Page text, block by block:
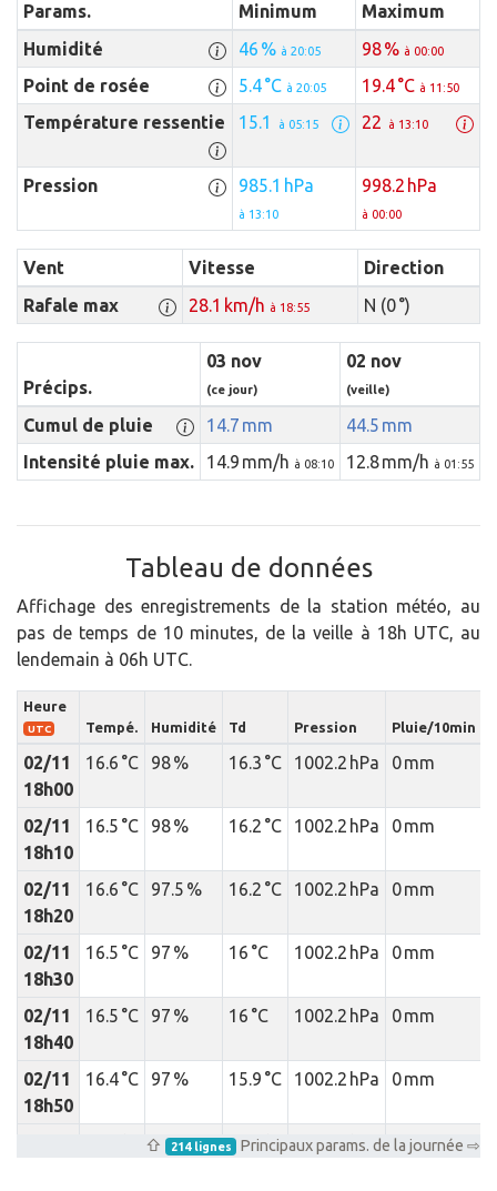
Params. Minimum
Maximum
Humidité
46 % à 20:05 98 % à 00:00
Point de rosée 5.4 °C à 20:05 19.4 °C à 11:50
Température ressentie 15.1 à 05:15 22 à 13:10
Pression 985.1 hPa
à 13:10
998.2 hPa
à 00:00
Vent Vitesse
Direction
Rafale max
28.1 km/h à 18:55 N (0 °)
Précips.
03 nov
(ce jour)
02 nov
(veille)
Cumul de pluie 14.7 mm
44.5 mm
Intensité pluie max.
14.9 mm/h à 08:10 12.8 mm/h à 01:55
Tableau de données
Affichage des enregistrements de la station météo, au
pas de temps de 10 minutes, de la veille à 18h UTC, au
lendemain à 06h UTC.
Heure
UTC Tempé. Humidité Td Pression Pluie/10min
02/11
18h00
16.6 °C 98 % 16.3 °C 1002.2 hPa 0 mm
02/11
18h10
16.5 °C 98 % 16.2 °C 1002.2 hPa 0 mm
02/11
18h20
16.6 °C 97.5 % 16.2 °C 1002.2 hPa 0 mm
02/11
18h30
16.5 °C 97 % 16 °C 1002.2 hPa 0 mm
02/11
18h40
16.5 °C 97 % 16 °C 1002.2 hPa 0 mm
02/11
18h50
16.4 °C 97 % 15.9 °C 1002.2 hPa 0 mm
97 % 15.8 °C 1002.2 hPa 0 mm
⇧ 214 lignes Principaux params. de la journée ⇨